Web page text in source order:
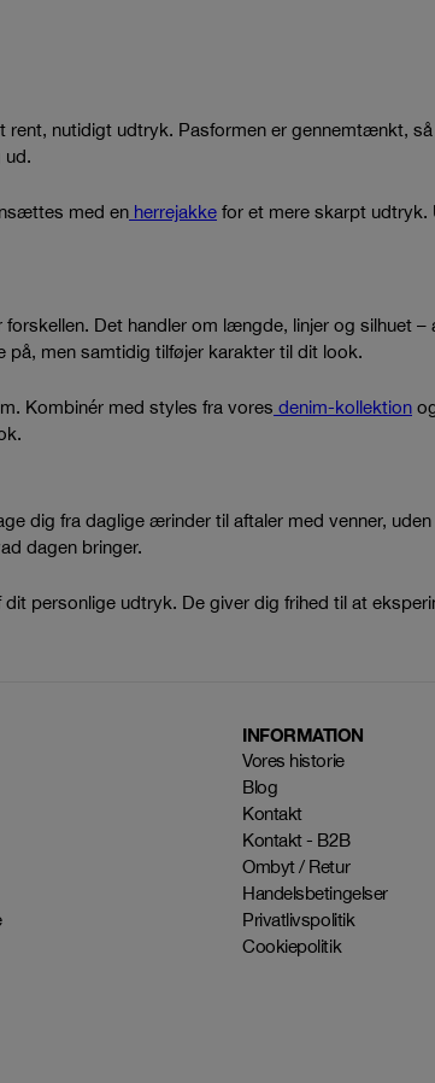
rent, nutidigt udtryk. Pasformen er gennemtænkt,
ud.
med en herrejakke for et mere skarpt udtryk.
Det handler om længde, linjer og silhuet
på, men samtidig tilføjer karakter til dit look.
Kombinér med styles fra vores denim-kollektion
dig fra daglige ærinder til aftaler med venner,
dagen bringer.
personlige udtryk. De giver dig frihed til at
INFORMATION
Vores historie
Blog
Kontakt
Kontakt - B2B
Ombyt / Retur
Handelsbetingelser
Privatlivspolitik
Cookiepolitik